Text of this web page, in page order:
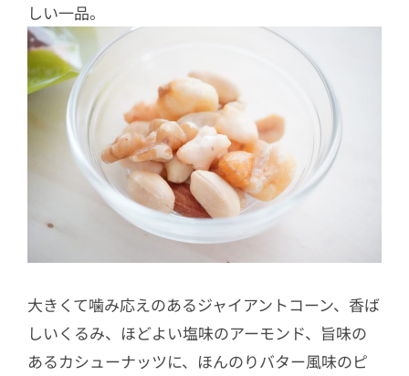
しい一品。
大きくて噛み応えのあるジャイアントコーン、香ば
しいくるみ、ほどよい塩味のアーモンド、旨味の
あるカシューナッツに、ほんのりバター風味のピ